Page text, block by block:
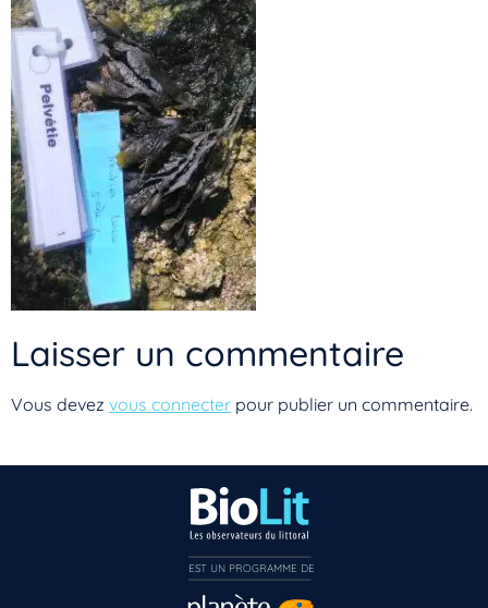
Laisser un commentaire
Vous devez vous connecter pour publier un commentaire.
Vous n’êtes pas encore inscrit à Biolit ?
Inscrivez-vous dès maintenant